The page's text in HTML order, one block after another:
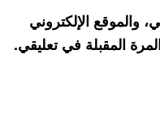
والموقع الإلكتروني
المقبلة في تعليقي.